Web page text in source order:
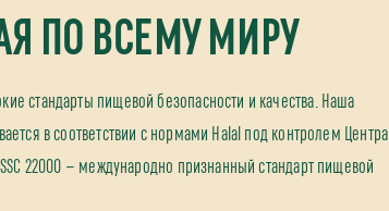
ПО ВСЕМУ МИРУ
стандарты пищевой безопасности и качества. Наша
в соответствии с нормами Halal под контролем Центра
22000 — международно признанный стандарт пищевой